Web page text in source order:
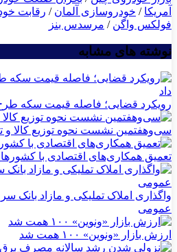
آمریکا / خودروسازی آلمان / رقابت
فولکس واگن / مرسدس بنز
نوشته های مشابه
رویکرد قضایی؛ فاصله قیمت سکه
سی‌و‌هفتمین نشست نحوه توزیع کالا و
تعمیق همکاری‌های اقتصادی با
واگذاری املاک تملیکی و مازاد بانک
عمومی
ارزش بازار «ونوین» ۱۰۰ همت شد